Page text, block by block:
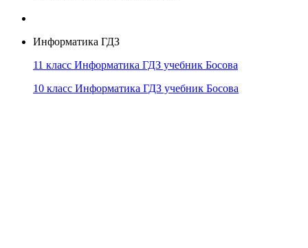
Информатика ГДЗ
11 класс Информатика ГДЗ учебник Босова
10 класс Информатика ГДЗ учебник Босова